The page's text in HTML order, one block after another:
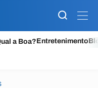
a Boa?Entretenimento